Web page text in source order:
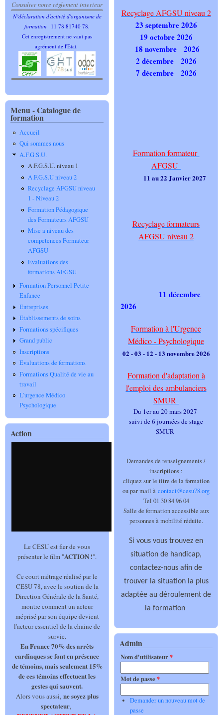
Consulter notre règlement interieur
N°déclaration d'activié d'organisme de
formation
11 78 81740 78.
Cet enregistrement ne vaut pas
agrément de l'Etat.
Menu - Catalogue de
formation
Accueil
Qui sommes nous
A.F.G.S.U.
A.F.G.S.U. niveau 1
A.F.G.S.U niveau 2
Recyclage AFGSU niveau
1 - Niveau 2
Formation Pédagogique
des Formateurs AFGSU
Mise a niveau des
competences Formateur
AFGSU
Evaluations des
formations AFGSU
Formation Personnel Petite
Enfance
Entreprises
Etablissements de soins
Formations spécifiques
Grand public
Inscriptions
Evaluations de formations
Formations Qualité de vie au
travail
L’urgence Médico
Psychologique
Action
Le CESU est fier de vous
présenter le film "ACTION !".
Ce court métrage réalisé par le
CESU 78, avec le soutien de la
Direction Générale de la Santé,
montre comment un acteur
méprisé par son équipe devient
l'acteur essentiel de la chaine de
survie.
En France 70% des arrêts
cardiaques se font en présence
de témoins, mais seulement 15%
de ces témoins effectuent les
gestes qui sauvent.
Alors vous aussi, ne soyez plus
spectateur,
Recyclage AFGSU niveau 2
23 septembre 2026
19 octobre 2026
18 novembre 2026
2 décembre 2026
7 décembre 2026
Formation formateur
AFGSU
11 au 22 Janvier 2027
Recyclage formateurs
AFGSU niveau 2
11 décembre
2026
Formation à l'Urgence
Médico - Psychologique
02 - 03 - 12 - 13 novembre 2026
Formation d'adaptation à
l'emploi des ambulanciers
SMUR
Du 1er au 20 mars 2027
suivi de 6 journées de stage
SMUR
Demandes de renseignements /
inscriptions :
cliquez sur le titre de la formation
ou par mail à contact@cesu78.org
Tel 01 30 84 96 04
Salle de formation accessible aux
personnes à mobilité réduite.
Si vous vous trouvez en
situation de handicap,
contactez-nous afin de
trouver la situation la plus
adaptée au déroulement de
la formation
Admin
Nom d'utilisateur*
Mot de passe*
Demander un nouveau mot de
passe